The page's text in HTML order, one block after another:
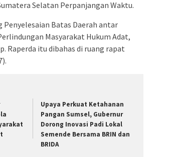
Selatan Perpanjangan Waktu.
Batas Daerah antar
Masyarakat Hukum Adat,
Raperda itu dibahas di ruang rapat
Upaya Perkuat Ketahanan
Pangan Sumsel, Gubernur
Dorong Inovasi Padi Lokal
Semende Bersama BRIN dan
BRIDA